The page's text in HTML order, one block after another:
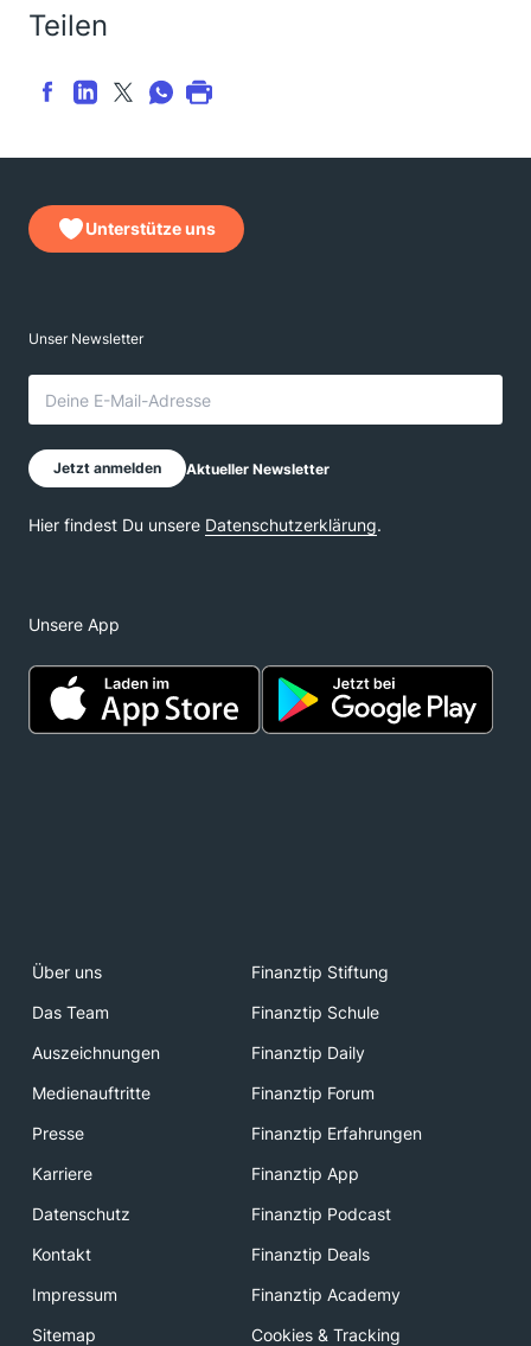
Teilen
Unterstütze uns
Unsere App
Über uns
Finanztip Stiftung
Das Team
Finanztip Schule
Auszeichnungen
Finanztip Daily
Medienauftritte
Finanztip Forum
Presse
Finanztip Erfahrungen
Karriere
Finanztip App
Datenschutz
Finanztip Podcast
Kontakt
Finanztip Deals
Impressum
Finanztip Academy
Sitemap
Cookies & Tracking